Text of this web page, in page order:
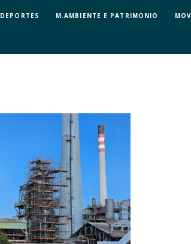
DEPORTES M.AMBIENTE E PATRIMONIO